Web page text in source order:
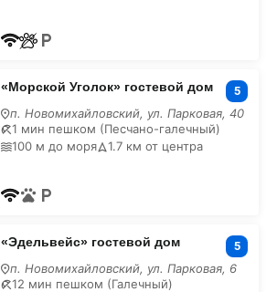
«Морской Уголок» гостевой дом 5
п. Новомихайловский, ул. Парковая, 40
1 мин пешком (Песчано-галечный)
100 м до моря
1.7 км от центра
«Эдельвейс» гостевой дом 5
п. Новомихайловский, ул. Парковая, 6
12 мин пешком (Галечный)